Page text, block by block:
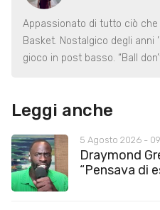
Appassionato di tutto ciò
Basket. Nostalgico degli anni
gioco in post basso. “Ball
Leggi anche
5 Agosto 2026 -
Draymond
“Pensava di